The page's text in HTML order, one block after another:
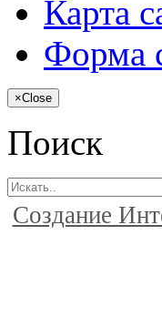
Карта
Форма
×Close
Поиск
Создание